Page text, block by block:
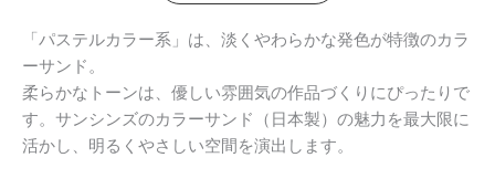
「パステルカラー系」は、淡くやわらかな発色が特徴のカラ
ーサンド。
柔らかなトーンは、優しい雰囲気の作品づくりにぴったりで
す。サンシンズのカラーサンド（日本製）の魅力を最大限に
活かし、明るくやさしい空間を演出します。